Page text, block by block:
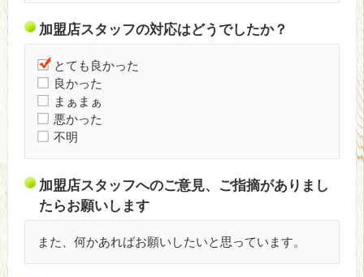
加盟店スタッフの対応はどうでしたか？
とても良かった
良かった
まぁまぁ
悪かった
不明
加盟店スタッフへのご意見、ご指摘がありまし
たらお願いします
また、何かあればお願いしたいと思っています。